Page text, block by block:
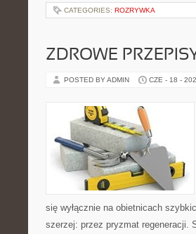
CATEGORIES: ROZRYWKA
ZDROWE
POSTED BY ADMIN CZE - 18 -
się wyłącznie na obietnicach
szerzej: przez pryzmat regeneracji.